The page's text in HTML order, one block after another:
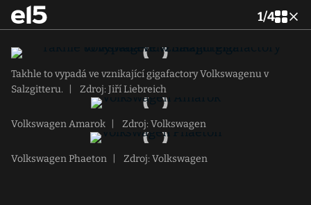
1/4
Takhle to vypadá ve vznikající gigafactory Volkswagenu v
Salzgitteru.
Zdroj: Jiří Liebreich
Volkswagen Amarok Zdroj: Volkswagen
Volkswagen Phaeton Zdroj: Volkswagen